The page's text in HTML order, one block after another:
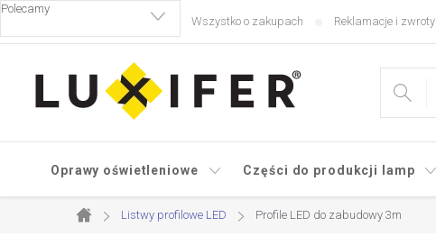
Przejść
treści
Wszystko o zakupach Reklamacje i zwroty
Oprawy oświetleniowe Części do produkcji lamp
Home
Listwy profilowe LED Profile LED do zabudowy 3m